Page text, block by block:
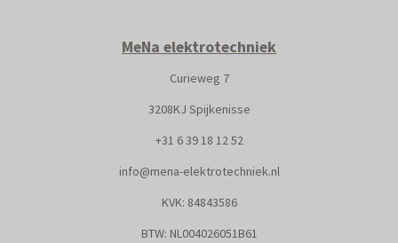
MeNa elektrotechniek
Curieweg 7
3208KJ Spijkenisse
+31 6 39 18 12 52
info@mena-elektrotechniek.nl
KVK: 84843586
BTW: NL004026051B61